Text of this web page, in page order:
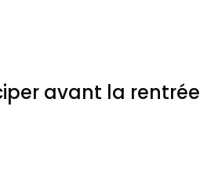
avant la rentrée